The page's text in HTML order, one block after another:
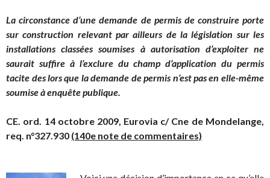
La circonstance d’une demande de permis de construire porte
sur construction relevant par ailleurs de la législation sur les
installations classées soumises à autorisation d’exploiter ne
saurait suffire à l’exclure du champ d’application du permis
tacite des lors que la demande de permis n’est pas en elle-même
soumise à enquête publique.
CE. ord. 14 octobre 2009, Eurovia c/ Cne de Mondelange,
req. n°327.930 (140e note de commentaires)